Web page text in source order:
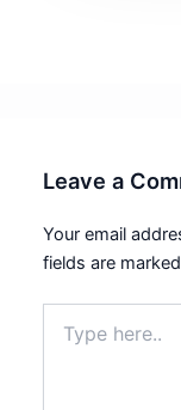
Leave a
Your email
fields are marked
here..